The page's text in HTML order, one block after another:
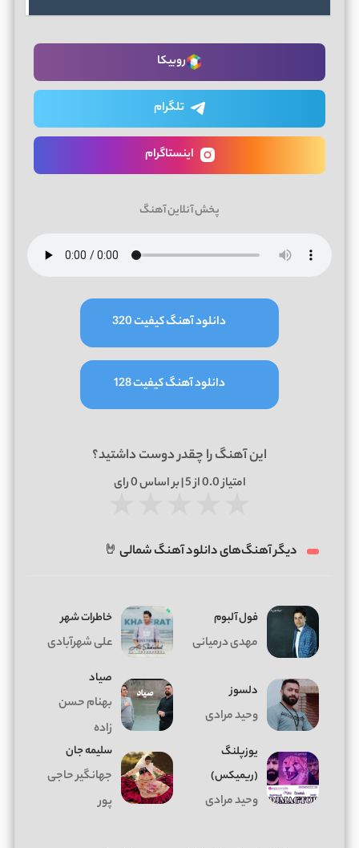
روبیکا
تلگرام
اینستاگرام
پخش آنلاین آهنگ
دانلود آهنگ کیفیت 320
دانلود آهنگ کیفیت 128
این آهنگ را چقدر دوست داشتید؟
امتیاز0.0از 5 | بر اساس 0رای
دیگر آهنگ‌های دانلود آهنگ شمالی 🤘
فول آلبوم
مهدی درمیانی
خاطرات شهر
علی شهرآبادی
دلسوز
وحید مرادی
صیاد
بهنام حسن
زاده
یوزپلنگ
(ریمیکس)
وحید مرادی
سلیمه جان
جهانگیر حاجی
پور